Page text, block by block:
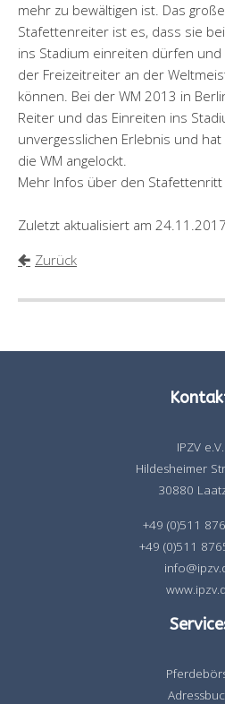
mehr zu bewältigen ist. Das
Stafettenreiter ist es, dass sie
ins Stadium einreiten dürfen
der Freizeitreiter an der
können. Bei der WM 2013 in
Reiter und das Einreiten ins
unvergesslichen Erlebnis und
die WM angelockt.
Mehr Infos über den
Zuletzt aktualisiert am
Zurück
IPZV e.V.
Hildesheimer
30880
+49 (0)511
+49 (0)511